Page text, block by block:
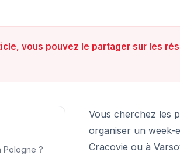
vous pouvez le partager sur les
Pologne ?
Vous cherchez les
organiser un week-
Cracovie ou à